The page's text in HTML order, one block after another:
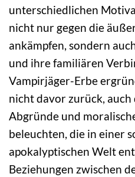
unterschiedlichen
nicht nur gegen die
ankämpfen, sondern
und ihre familiären
Vampirjäger-Erbe
nicht davor zurück, auch
Abgründe und
beleuchten, die in einer
apokalyptischen Welt
Beziehungen zwischen